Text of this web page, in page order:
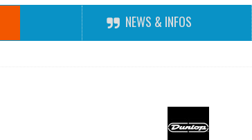
NEWS & INFOS